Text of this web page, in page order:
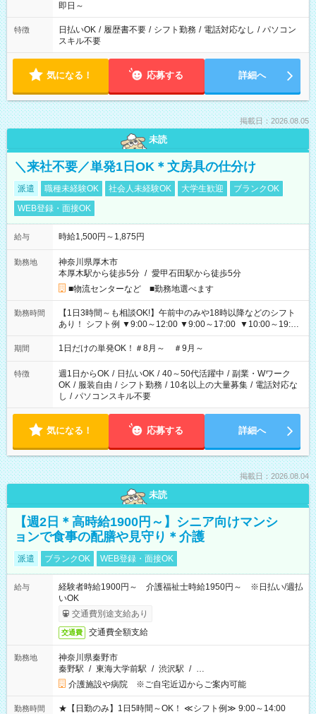
即日～
特徴 日払いOK / 履歴書不要 / シフト勤務 / 電話対応なし / パソコン
スキル不要
気になる！ 応募する 詳細へ
掲載日：2026.08.05
未読
＼来社不要／単発1日OK＊文房具の仕分け
派遣 職種未経験OK 社会人未経験OK 大学生歓迎
ブランクOK
WEB登録・面接OK
給与 時給1,500円～1,875円
勤務地
神奈川県厚木市
本厚木駅から徒歩5分 / 愛甲石田駅から徒歩5分
■物流センターなど ■勤務地選べます
勤務時間
【1日3時間～も相談OK!】午前中のみや18時以降などのシフト
あり！ シフト例 ▼9:00～12:00 ▼9:00～17:00 ▼10:00～19:00
▼18:00～21:00
期間 1日だけの単発OK！＃8月～ ＃9月～
特徴 週1日からOK / 日払いOK / 40～50代活躍中 / 副業・Wワーク
OK / 服装自由 / シフト勤務 / 10名以上の大量募集 / 電話対応な
し / パソコンスキル不要
気になる！ 応募する 詳細へ
掲載日：2026.08.04
未読
【週2日＊高時給1900円～】シニア向けマンシ
ョンで食事の配膳や見守り＊介護
派遣 ブランクOK WEB登録・面接OK
給与
経験者時給1900円～ 介護福祉士時給1950円～ ※日払い/週払
いOK
交通費別途支給あり
交通費 交通費全額支給
勤務地
神奈川県秦野市
秦野駅 / 東海大学前駅 / 渋沢駅 / …
介護施設や病院 ※ご自宅近辺からご案内可能
勤務時間
★【日勤のみ】1日5時間～OK！ ≪シフト例≫ 9:00～14:00